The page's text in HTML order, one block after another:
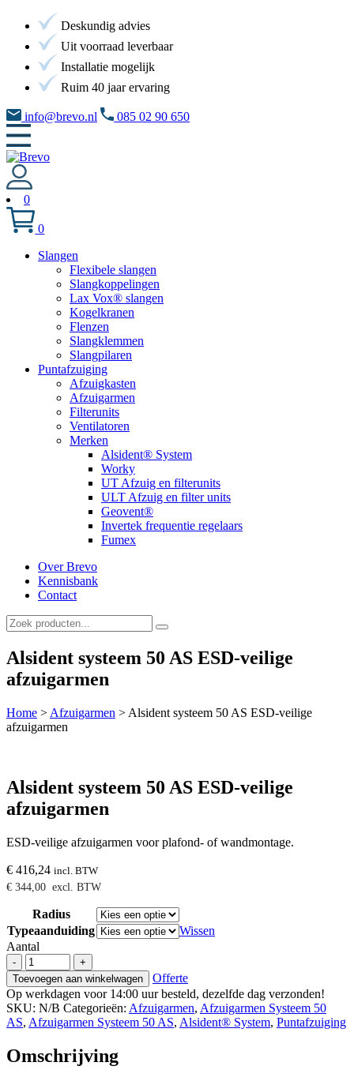
Deskundig advies
Uit voorraad leverbaar
Installatie mogelijk
Ruim 40 jaar ervaring
info@brevo.nl 085 02 90 650
0
0
Slangen
Flexibele slangen
Slangkoppelingen
Lax Vox® slangen
Kogelkranen
Flenzen
Slangklemmen
Slangpilaren
Puntafzuiging
Afzuigkasten
Afzuigarmen
Filterunits
Ventilatoren
Merken
Alsident® System
Worky
UT Afzuig en filterunits
ULT Afzuig en filter units
Geovent®
Invertek frequentie regelaars
Fumex
Over Brevo
Kennisbank
Contact
Alsident systeem 50 AS ESD-veilige
afzuigarmen
Home > Afzuigarmen > Alsident systeem 50 AS ESD-veilige
afzuigarmen
Alsident systeem 50 AS ESD-veilige
afzuigarmen
ESD-veilige afzuigarmen voor plafond- of wandmontage.
€ 416,24 incl. BTW
€ 344,00 excl. BTW
Radius
Typeaanduiding
Wissen
Aantal
-
Alsident
systeem
50
AS
ESD-
veilige
aantal
+
Toevoegen aan winkelwagen
Offerte
Op werkdagen voor 14:00 uur besteld, dezelfde dag verzonden!
SKU: N/B Categorieën: Afzuigarmen, Afzuigarmen Systeem 50
AS, Afzuigarmen Systeem 50 AS, Alsident® System, Puntafzuiging
Omschrijving